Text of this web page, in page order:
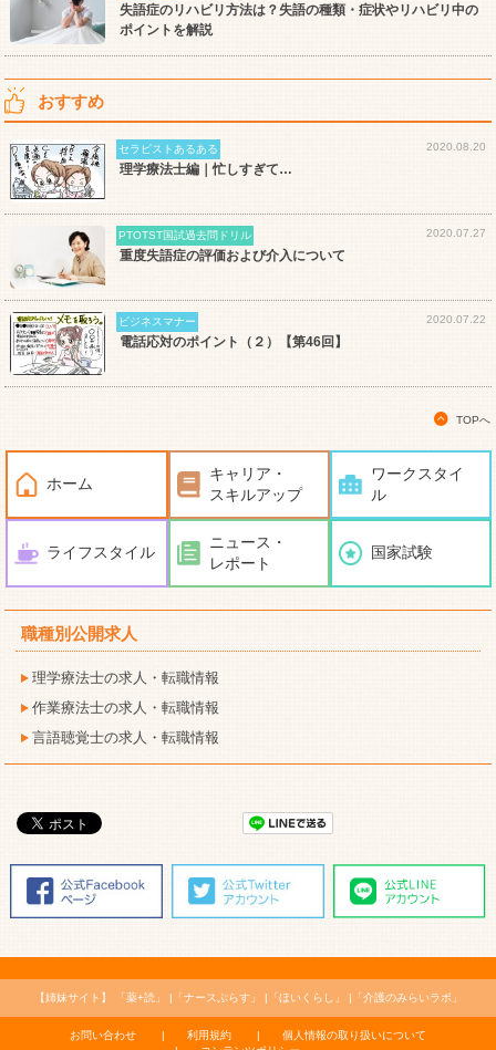
失語症のリハビリ方法は？失語の種類・症状やリハビリ中の
ポイントを解説
おすすめ
セラピストあるある 2020.08.20
理学療法士編｜忙しすぎて…
PTOTST国試過去問ドリル 2020.07.27
重度失語症の評価および介入について
ビジネスマナー 2020.07.22
電話応対のポイント（２）【第46回】
TOPへ
ホーム
キャリア・
スキルアップ
ワークスタイ
ル
ライフスタイル
ニュース・
レポート
国家試験
職種別公開求人
理学療法士の求人・転職情報
作業療法士の求人・転職情報
言語聴覚士の求人・転職情報
【姉妹サイト】 「薬+読」 「ナースぷらす」 「ほいくらし」 「介護のみらいラボ」
お問い合わせ 利用規約
個人情報の取り扱いについて